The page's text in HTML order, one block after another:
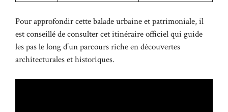
Pour approfondir cette balade urbaine et patrimoniale, il
est conseillé de consulter cetitinéraire officielqui guide
les pas le long d’un parcours riche en découvertes
architecturales et historiques.